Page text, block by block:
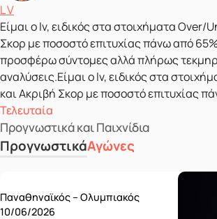
Τελευταία
Προγνωστικά και Παιχνίδια
ΠρογνωστικάΑγώνες
Παναθηναϊκός – Ολυμπιακός
10/06/2026
Δημοσιεύτηκε από
L V
Είμαι ο lv, ειδικός στα στοιχήματα Over/
Σκορ με ποσοστό επιτυχίας πάνω από
προσφέρω σύντομες αλλά πλήρως
αναλύσεις.Είμαι ο lv, ειδικός στα
και Ακριβή Σκορ με ποσοστό επιτυχίας